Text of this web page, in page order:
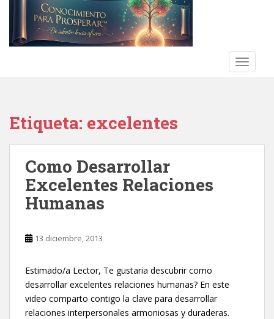
Etiqueta: excelentes
Como Desarrollar
Excelentes Relaciones
Humanas
13 diciembre, 2013
Estimado/a Lector, Te gustaria descubrir como
desarrollar excelentes relaciones humanas? En este
video comparto contigo la clave para desarrollar
relaciones interpersonales armoniosas y duraderas.